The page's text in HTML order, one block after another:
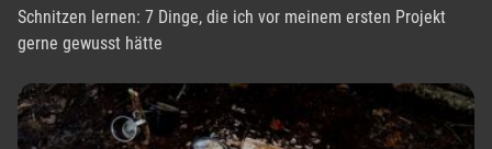
Schnitzen lernen: 7 Dinge, die ich vor meinem ersten Projekt
gerne gewusst hätte